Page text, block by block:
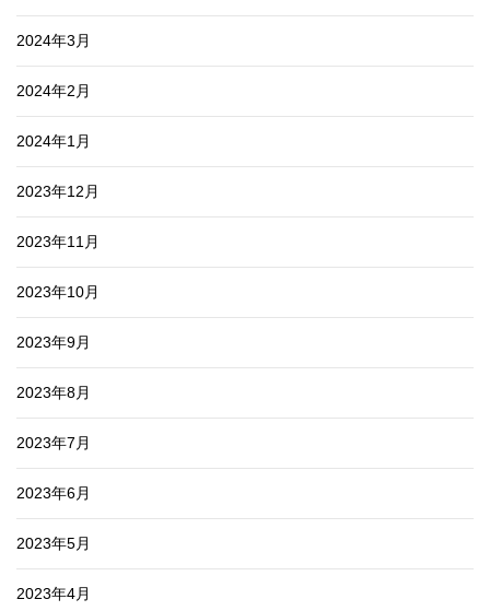
2024年3月
2024年2月
2024年1月
2023年12月
2023年11月
2023年10月
2023年9月
2023年8月
2023年7月
2023年6月
2023年5月
2023年4月